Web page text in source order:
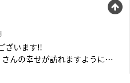
ざいます!!
んの幸せが訪れますように…